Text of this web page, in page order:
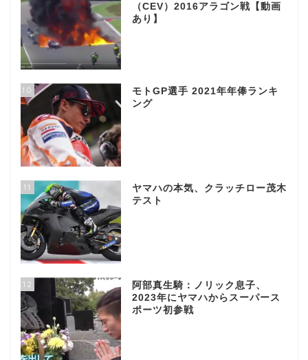
（CEV）2016アラゴン戦【動画
あり】
10
モトGP選手 2021年年俸ランキ
ング
11
ヤマハの本気、クラッチロー茂木
テスト
12
阿部真生騎：ノリック息子、
2023年にヤマハからスーパース
ポーツ初参戦